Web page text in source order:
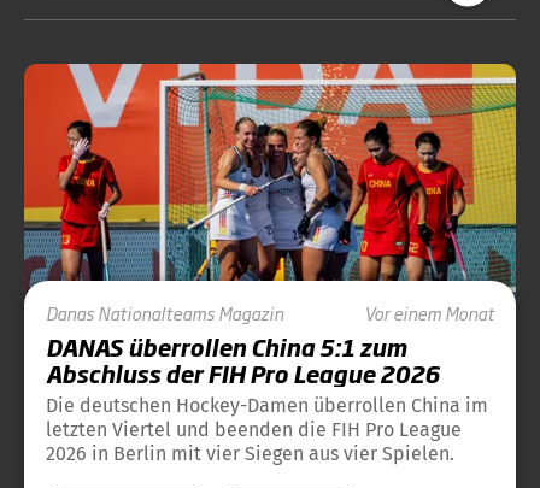
DanasNationalteamsMagazin Vor einem Monat
DANAS überrollen China 5:1 zum
Abschluss der FIH Pro League 2026
Die deutschen Hockey-Damen überrollen China im
letzten Viertel und beenden die FIH Pro League
2026 in Berlin mit vier Siegen aus vier Spielen.